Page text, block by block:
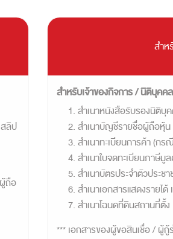
ลิป
ถือ
สำห
สำหรับเจ้าของกิจการ / นิติบุคคล
สำเนาหนังสือรับรองนิติบุค
สำเนาบัญชีรายชื่อผู้ถือหุ้
สำเนาทะเบียนการค้า (ก
สำเนาใบจดทะเบียนภาษี
สำเนาบัตรประจำตัวประช
สำเนาเอกสารแสดงราย
สำเนาโฉนดที่ดินสถานที่ตั้ง
*** เอกสารของผู้ขอสินเชื่อ / ผู้